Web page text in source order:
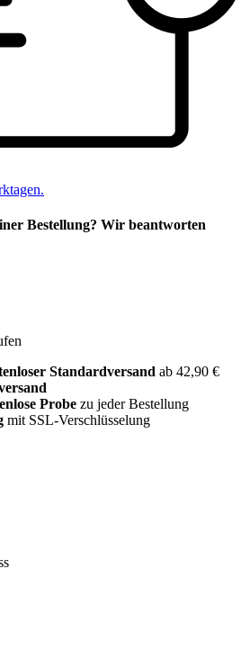
Bestellung? Wir beantworten
Standardversand ab 42,90 €
Probe zu jeder Bestellung
mit SSL-Verschlüsselung